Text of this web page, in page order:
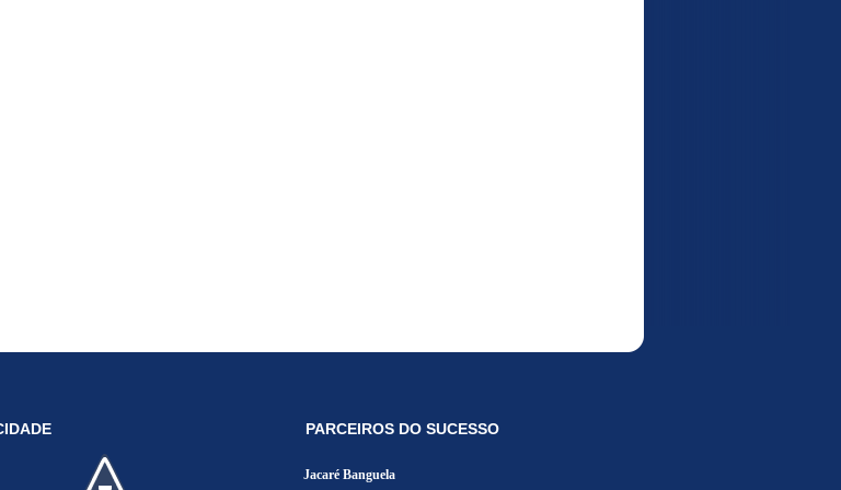
PARCEIROS DO SUCESSO
Jacaré Banguela